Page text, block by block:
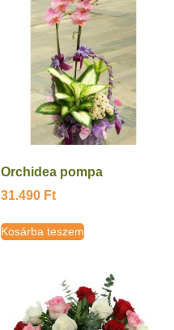
Orchidea pompa
31.490 Ft
Kosárba teszem